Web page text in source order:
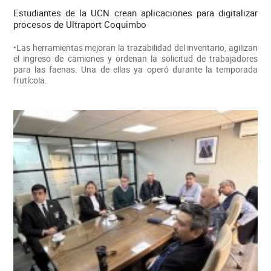
Estudiantes de la UCN crean aplicaciones para digitalizar
procesos de Ultraport Coquimbo
•Las herramientas mejoran la trazabilidad del inventario, agilizan
el ingreso de camiones y ordenan la solicitud de trabajadores
para las faenas. Una de ellas ya operó durante la temporada
frutícola.